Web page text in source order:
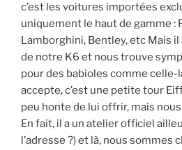
c’est les voitures importées
uniquement le haut de gamme :
Lamborghini, Bentley, etc Mais
de notre K6 et nous trouve
pour des babioles comme celle-
accepte, c’est une petite tour
peu honte de lui offrir, mais nous
En fait, il a un atelier officiel
l’adresse ?) et là, nous sommes